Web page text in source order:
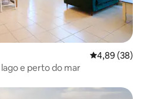
4,89 de uma
4,89 (38)
e perto do mar